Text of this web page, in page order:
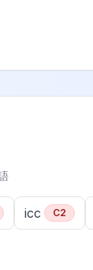
icc C2